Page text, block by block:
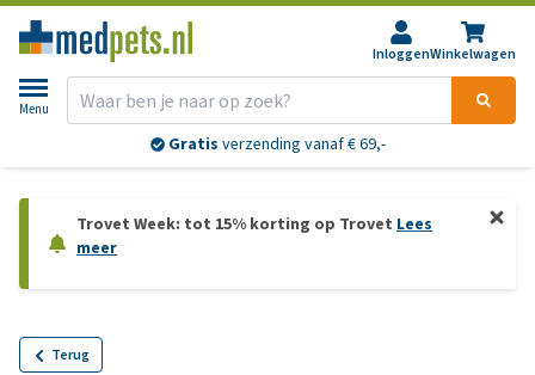
InloggenWinkelwagen
Menu
Gratis verzending vanaf € 69,-
Trovet Week: tot 15% korting op Trovet Lees
meer
Terug